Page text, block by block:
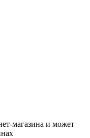
магазина и может